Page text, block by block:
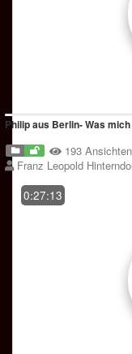
Philip aus Berlin- Was
193 Ansichten
Franz Leopold
0:27:13